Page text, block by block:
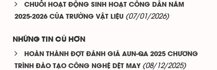
CHUỖI HOẠT ĐỘNG SINH HOẠT CÔNG DÂN NĂM
2025-2026 CỦA TRƯỜNG VẬT LIỆU (07/01/2026)
NHỮNG TIN CŨ HƠN
HOÀN THÀNH ĐỢT ĐÁNH GIÁ AUN-QA 2025 CHƯƠNG
TRÌNH ĐÀO TẠO CÔNG NGHỆ DỆT MAY (08/12/2025)